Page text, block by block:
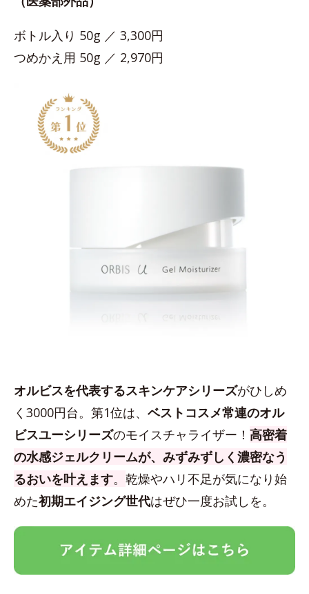
ボトル入り 50g ／ 3,300円
つめかえ用 50g ／ 2,970円
オルビスを代表するスキンケアシリーズがひしめ
く3000円台。第1位は、 ベストコスメ常連のオル
ビスユーシリーズのモイスチャライザー！ 高密着
の水感ジェルクリームが、みずみずしく濃密なう
るおいを叶えます。 乾燥やハリ不足が気になり始
めた初期エイジング世代はぜひ一度お試しを。